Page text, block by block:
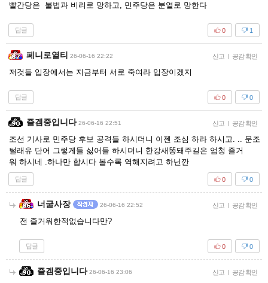
빨간당은 불법과 비리로 망하고, 민주당은 분열로 망한다
답글 1
0
페니로열티 26-06-16 22:22 신고 | 공감 확인
저것들 입장에서는 지금부터 서로 죽여라 입장이겠지
답글 0
0
즐겜중입니다 26-06-16 22:51 신고 | 공감 확인
조선 기사로 민주당 후보 공격들 하시더니 이젠 조심 하라 하시고. .. 문조
털래유 단어 그렇게들 싫어들 하시더니 한강새똥돼주길은 엄청 즐거
워 하시네 .하나만 합시다 볼수록 역해지려고 하닌깐
답글 0
0
너굴사장 26-06-16 22:52 신고 | 공감 확인
전 즐거워한적없습니다만?
답글 0
0
즐겜중입니다 26-06-16 23:06 신고 | 공감 확인